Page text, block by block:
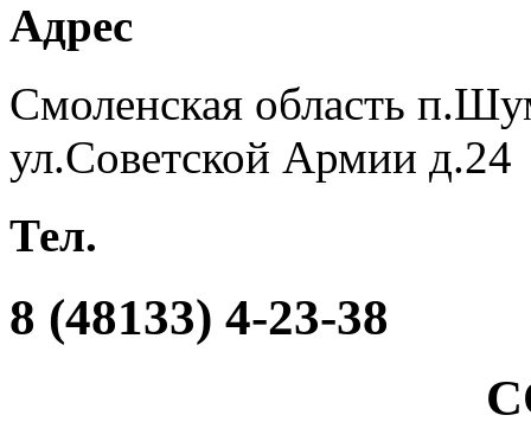
Адрес
Смоленская область
ул.Советской Армии д.24
Тел.
8 (48133) 4-23-38